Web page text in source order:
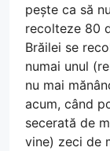
pește ca să
recolteze 80
Brăilei se
numai unul
nu mai
acum, când
secerată de
vine) zeci de